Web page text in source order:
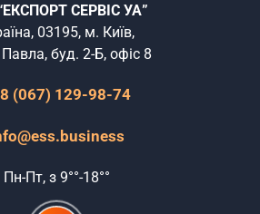
СЕРВІС УА”
03195, м. Київ,
Павла, буд. 2-Б, офіс 8
(067) 129-98-74
Пн-Пт, з 9°°-18°°